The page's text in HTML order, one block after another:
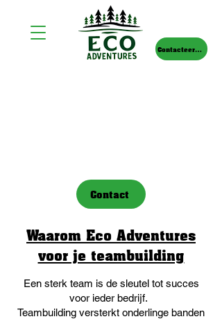
Contacteer ons
Contact
Waarom Eco Adventures
voor je teambuilding
Een sterk team is de sleutel tot succes
voor ieder bedrijf.
Teambuilding versterkt onderlinge banden